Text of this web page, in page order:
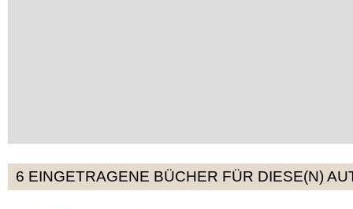
6 EINGETRAGENE BÜCHER FÜR DIESE(N)